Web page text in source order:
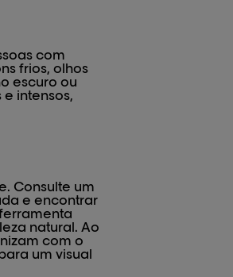
com
frios, olhos
escuro ou
intensos,
Consulte um
e encontrar
natural. Ao
com o
um visual